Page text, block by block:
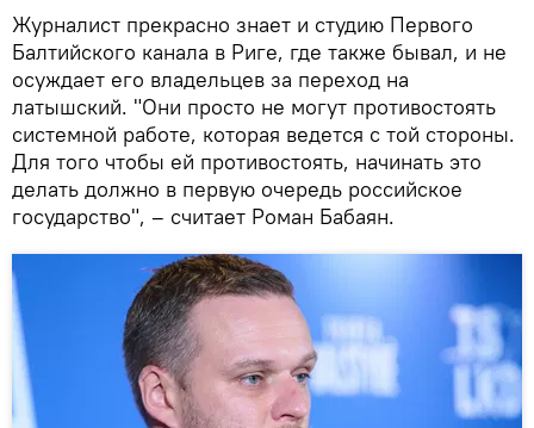
Журналист прекрасно знает и студию Первого
Балтийского канала в Риге, где также бывал, и не
осуждает его владельцев за переход на
латышский. "Они просто не могут противостоять
системной работе, которая ведется с той стороны.
Для того чтобы ей противостоять, начинать это
делать должно в первую очередь российское
государство", – считает Роман Бабаян.